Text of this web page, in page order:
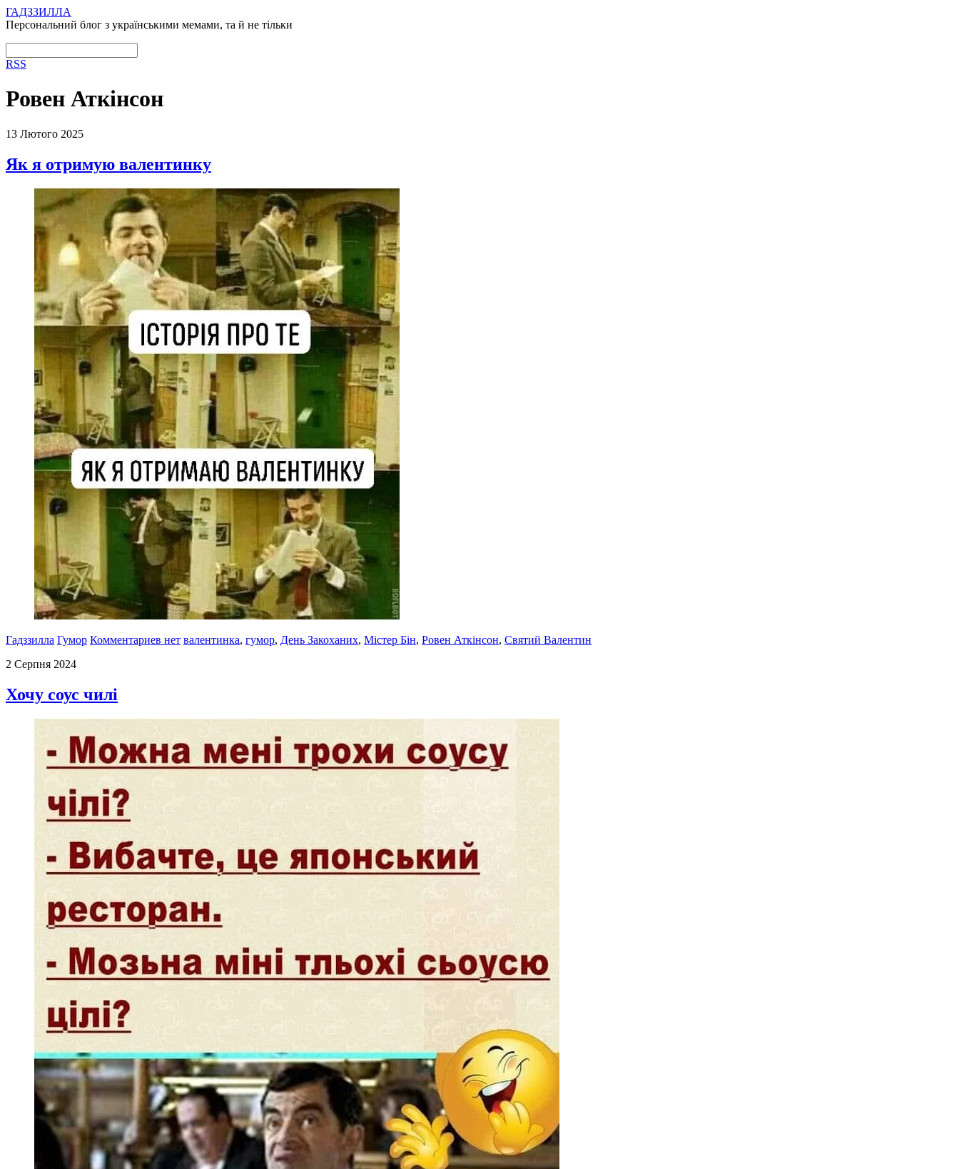
ГАДЗЗИЛЛА
Персональний блог з українськими мемами, та й не тільки
RSS
Ровен Аткінсон
13 Лютого 2025
Як я отримую валентинку
Гадззилла Гумор Комментариев нет валентинка, гумор, День Закоханих, Містер Бін, Ровен Аткінсон, Святий Валентин
2 Серпня 2024
Хочу соус чилі